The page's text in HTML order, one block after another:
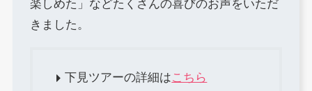
楽しめた」などたくさんの喜びのお声をいただ
きました。
下見ツアーの詳細はこちら